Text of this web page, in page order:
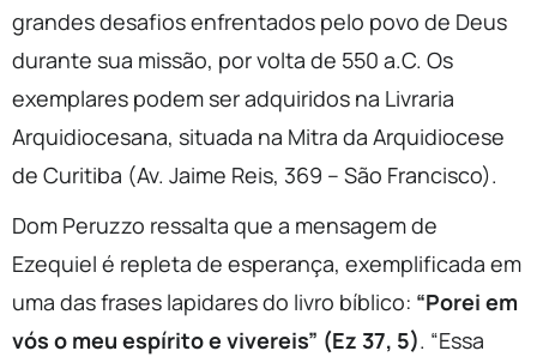
grandes desafios enfrentados pelo povo de Deus
durante sua missão, por volta de 550 a.C. Os
exemplares podem ser adquiridos na Livraria
Arquidiocesana, situada na Mitra da Arquidiocese
de Curitiba (Av. Jaime Reis, 369 – São Francisco).
Dom Peruzzo ressalta que a mensagem de
Ezequiel é repleta de esperança, exemplificada em
uma das frases lapidares do livro bíblico: “Porei em
vós o meu espírito e vivereis” (Ez 37, 5). “Essa